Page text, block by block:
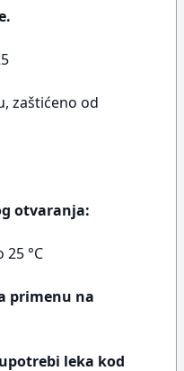
zaštićeno od
otvaranja:
°C
primenu na
leka kod